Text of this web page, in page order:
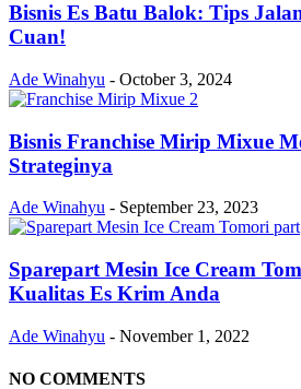
Bisnis Es Batu Balok: Tips
Cuan!
Ade Winahyu - October 3, 2024
Bisnis Franchise Mirip Mixue
Strateginya
Ade Winahyu - September 23, 2023
Sparepart Mesin Ice Cream
Kualitas Es Krim Anda
Ade Winahyu - November 1, 2022
NO COMMENTS